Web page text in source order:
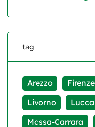
tag
Arezzo Firenze
Livorno
Lucca
Massa-Carrara